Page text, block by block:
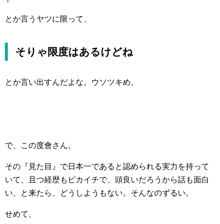
とか言うヤツに限って、
そりゃ限度はあるけどね
とか言い出すんだよな。ウソツキめ。
で、この度會さん。
その『見た目』で日本一であると認められる実力を持って
いて、且つ経歴もピカイチで、頭良いだろうから話も面白
い、と来たら、どうしようもない。そんなのずるい。
せめて、